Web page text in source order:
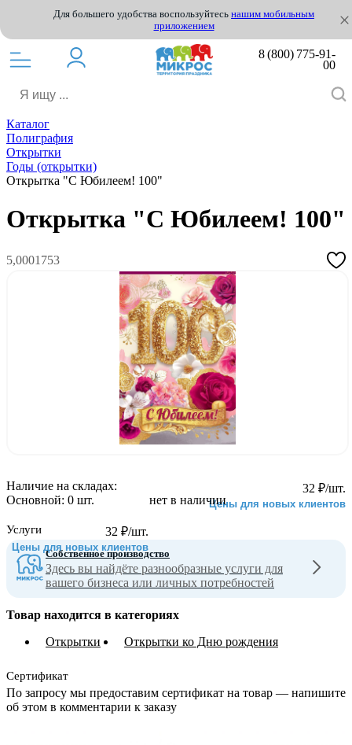
Для большего удобства воспользуйтесь нашим мобильным
приложением
8 (800) 775-91-
00
Каталог
Полиграфия
Открытки
Годы (открытки)
Открытка "С Юбилеем! 100"
Открытка "С Юбилеем! 100"
5,0001753
32 ₽/шт.
Цены для новых клиентов
нет в наличии
32 ₽/шт.
Цены для новых клиентов
Наличие на складах:
Основной: 0 шт.
Услуги
Собственное производство
Здесь вы найдёте разнообразные услуги для
вашего бизнеса или личных потребностей
Товар находится в категориях
Открытки
Открытки ко Дню рождения
Сертификат
По запросу мы предоставим сертификат на товар — напишите
об этом в комментарии к заказу